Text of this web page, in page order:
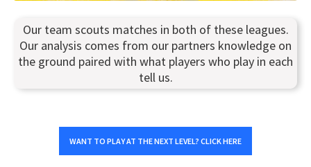
Our team scouts matches in both of these leagues.
Our analysis comes from our partners knowledge on
the ground paired with what players who play in each
tell us.
WANT TO PLAY AT THE NEXT LEVEL? CLICK HERE